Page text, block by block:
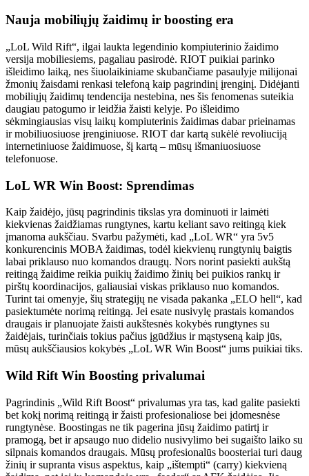
Nauja mobiliųjų žaidimų ir boosting era
„LoL Wild Rift“, ilgai laukta legendinio kompiuterinio žaidimo
versija mobiliesiems, pagaliau pasirodė. RIOT puikiai parinko
išleidimo laiką, nes šiuolaikiniame skubančiame pasaulyje milijonai
žmonių žaisdami renkasi telefoną kaip pagrindinį įrenginį. Didėjanti
mobiliųjų žaidimų tendencija nestebina, nes šis fenomenas suteikia
daugiau patogumo ir leidžia žaisti kelyje. Po išleidimo
sėkmingiausias visų laikų kompiuterinis žaidimas dabar prieinamas
ir mobiliuosiuose įrenginiuose. RIOT dar kartą sukėlė revoliuciją
internetiniuose žaidimuose, šį kartą – mūsų išmaniuosiuose
telefonuose.
LoL WR Win Boost: Sprendimas
Kaip žaidėjo, jūsų pagrindinis tikslas yra dominuoti ir laimėti
kiekvienas žaidžiamas rungtynes, kartu keliant savo reitingą kiek
įmanoma aukščiau. Svarbu pažymėti, kad „LoL WR“ yra 5v5
konkurencinis MOBA žaidimas, todėl kiekvienų rungtynių baigtis
labai priklauso nuo komandos draugų. Nors norint pasiekti aukštą
reitingą žaidime reikia puikių žaidimo žinių bei puikios rankų ir
pirštų koordinacijos, galiausiai viskas priklauso nuo komandos.
Turint tai omenyje, šių strategijų ne visada pakanka „ELO hell“, kad
pasiektumėte norimą reitingą. Jei esate nusivylę prastais komandos
draugais ir planuojate žaisti aukštesnės kokybės rungtynes su
žaidėjais, turinčiais tokius pačius įgūdžius ir mąstyseną kaip jūs,
mūsų aukščiausios kokybės „LoL WR Win Boost“ jums puikiai tiks.
Wild Rift Win Boosting privalumai
Pagrindinis „Wild Rift Boost“ privalumas yra tas, kad galite pasiekti
bet kokį norimą reitingą ir žaisti profesionaliose bei įdomesnėse
rungtynėse. Boostingas ne tik pagerina jūsų žaidimo patirtį ir
pramogą, bet ir apsaugo nuo didelio nusivylimo bei sugaišto laiko su
silpnais komandos draugais. Mūsų profesionalūs boosteriai turi daug
žinių ir supranta visus aspektus, kaip „ištempti“ (carry) kiekvieną